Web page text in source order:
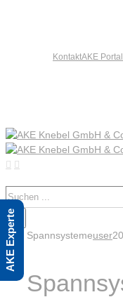
KontaktAKE Portal
Suche
nach:
Spannsystemeuser
AKE Experte